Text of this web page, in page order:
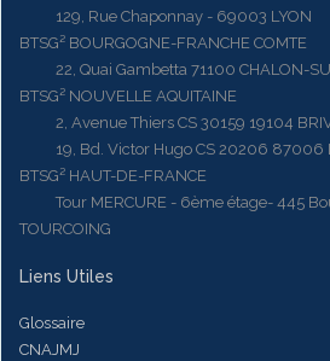
129, Rue Chaponnay - 69003 LYON
BTSG² BOURGOGNE-FRANCHE COMTE
22, Quai Gambetta 71100 CHALON-
BTSG² NOUVELLE AQUITAINE
2, Avenue Thiers CS 30159 19104
19, Bd. Victor Hugo CS 20206 87006
BTSG² HAUT-DE-FRANCE
Tour MERCURE - 6ème étage- 445
TOURCOING
Liens Utiles
Glossaire
CNAJMJ